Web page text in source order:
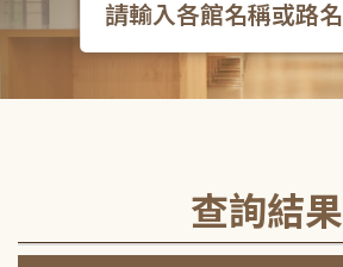
查詢結果